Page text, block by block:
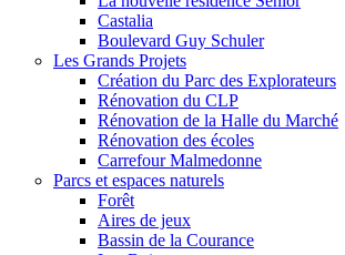
Castalia
Boulevard Guy Schuler
Les Grands Projets
Création du Parc des Explorateurs
Rénovation du CLP
Rénovation de la Halle du Marché
Rénovation des écoles
Carrefour Malmedonne
Parcs et espaces naturels
Forêt
Aires de jeux
Bassin de la Courance